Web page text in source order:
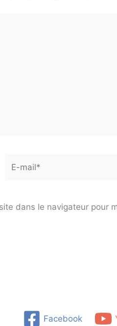
dans le navigateur pour
Facebook